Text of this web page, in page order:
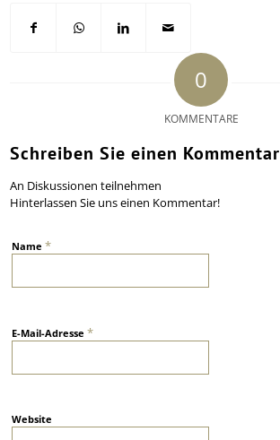
0
KOMMENTARE
Schreiben Sie einen Kommentar
An Diskussionen teilnehmen
Hinterlassen Sie uns einen Kommentar!
Name*
E-Mail-Adresse*
Website